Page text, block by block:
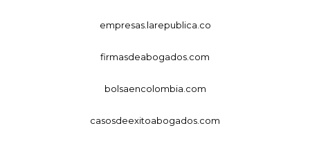
empresas.larepublica.co
firmasdeabogados.com
bolsaencolombia.com
casosdeexitoabogados.com